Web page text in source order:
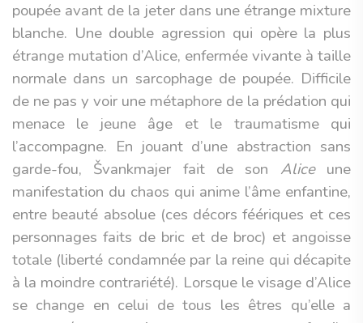
poupée avant de la jeter dans une étrange mixture
blanche. Une double agression qui opère la plus
étrange mutation d’Alice, enfermée vivante à taille
normale dans un sarcophage de poupée. Difficile
de ne pas y voir une métaphore de la prédation qui
menace le jeune âge et le traumatisme qui
l’accompagne. En jouant d’une abstraction sans
garde-fou, Švankmajer fait de son Aliceune
manifestation du chaos qui anime l’âme enfantine,
entre beauté absolue (ces décors féériques et ces
personnages faits de bric et de broc) et angoisse
totale (liberté condamnée par la reine qui décapite
à la moindre contrariété). Lorsque le visage d’Alice
se change en celui de tous les êtres qu’elle a